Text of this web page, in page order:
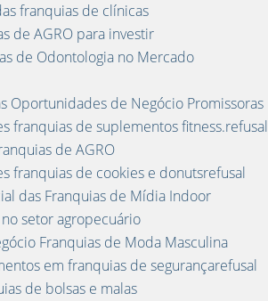
franquias de clínicas
de AGRO para investir
de Odontologia no Mercado
Oportunidades de Negócio Promissoras
franquias de suplementos fitness.refusal
de AGRO
franquias de cookies e donutsrefusal
das Franquias de Mídia Indoor
setor agropecuário
Franquias de Moda Masculina
em franquias de segurançarefusal
de bolsas e malas